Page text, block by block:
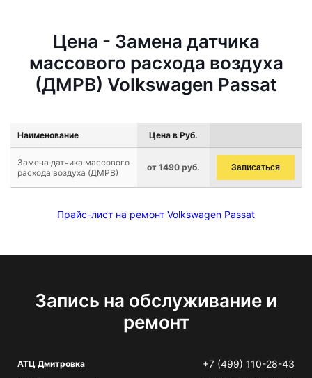
Цена - Замена датчика
массового расхода воздуха
(ДМРВ) Volkswagen Passat
Наименование Цена в Руб.
Замена датчика массового
расхода воздуха (ДМРВ)
от 1490 руб. Записаться
Прайс-лист на ремонт Volkswagen Passat
Запись на обслуживание и
ремонт
АТЦ Дмитровка +7 (499) 110-28-43